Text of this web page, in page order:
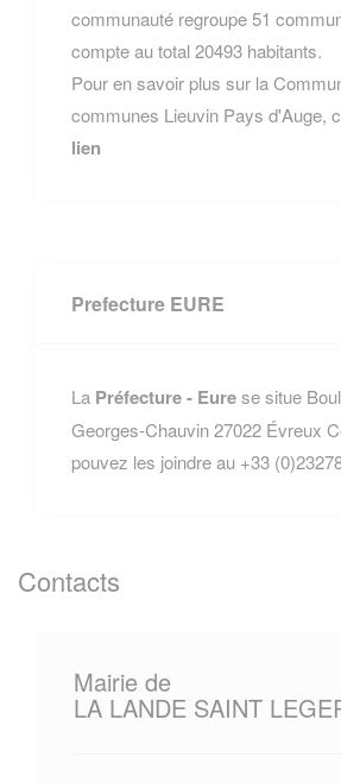
communauté regroupe 51
compte au total 20493 habitants.
Pour en savoir plus sur la
communes Lieuvin Pays d'Auge,
lien
Prefecture EURE
La Préfecture - Eurese situe
Georges-Chauvin 27022 Évreux
pouvez les joindre au +33
Contacts
Mairie de
LA LANDE SAINT